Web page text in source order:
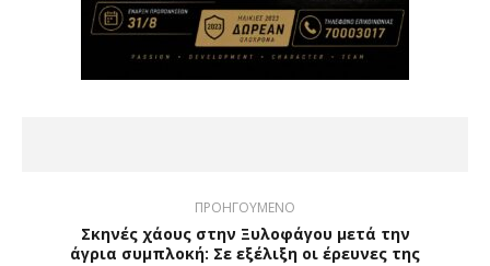
ΠΡΟΗΓΟΥΜΕΝΟ
Σκηνές χάους στην Ξυλοφάγου μετά την
άγρια συμπλοκή: Σε εξέλιξη οι έρευνες της